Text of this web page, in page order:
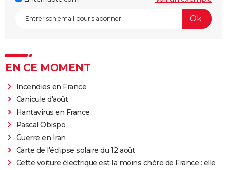
EN CE MOMENT
Incendies en France
Canicule d'août
Hantavirus en France
Pascal Obispo
Guerre en Iran
Carte de l'éclipse solaire du 12 août
Cette voiture électrique est la moins chère de France : elle